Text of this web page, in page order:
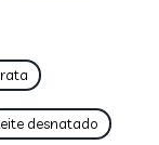
desnatado